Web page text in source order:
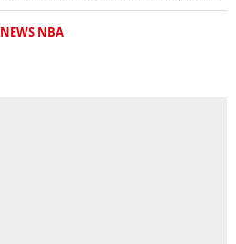
NEWS NBA